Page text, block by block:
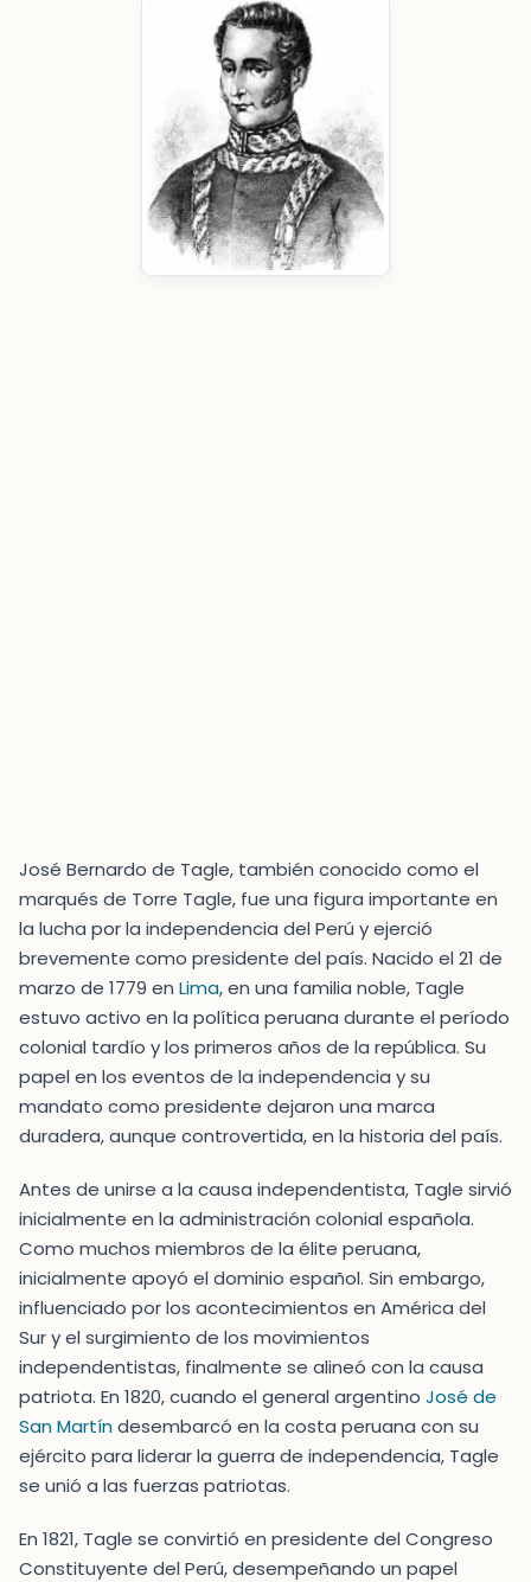
José Bernardo de Tagle, también conocido como el
marqués de Torre Tagle, fue una figura importante en
la lucha por la independencia del Perú y ejerció
brevemente como presidente del país. Nacido el 21 de
marzo de 1779 en Lima, en una familia noble, Tagle
estuvo activo en la política peruana durante el período
colonial tardío y los primeros años de la república. Su
papel en los eventos de la independencia y su
mandato como presidente dejaron una marca
duradera, aunque controvertida, en la historia del país.
Antes de unirse a la causa independentista, Tagle sirvió
inicialmente en la administración colonial española.
Como muchos miembros de la élite peruana,
inicialmente apoyó el dominio español. Sin embargo,
influenciado por los acontecimientos en América del
Sur y el surgimiento de los movimientos
independentistas, finalmente se alineó con la causa
patriota. En 1820, cuando el general argentino José de
San Martíndesembarcó en la costa peruana con su
ejército para liderar la guerra de independencia, Tagle
se unió a las fuerzas patriotas.
En 1821, Tagle se convirtió en presidente del Congreso
Constituyente del Perú, desempeñando un papel